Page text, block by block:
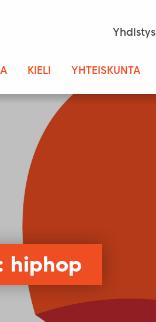
Yhdistys
KIELI YHTEISKUNTA
hiphop